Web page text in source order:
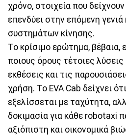
χρόνο, στοιχεία που
επενδύει στην επόμενη
συστημάτων κίνησης.
Το κρίσιμο ερώτημα, βέβαια,
ποιους όρους τέτοιες
εκθέσεις και τις
χρήση. Το EVA Cab δείχνει
εξελίσσεται με ταχύτητα,
δοκιμασία για κάθε robotaxi
αξιόπιστη και οικονομικά